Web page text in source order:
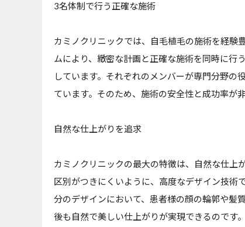
3名体制で行う正確な施術
カミノクリニックでは、自毛植毛の施術を経験
ムにより、緻密な計画と正確な施術を同時に行
しています。それぞれのメンバーが専門分野の
ています。そのため、施術の安全性と成功率が
自然な仕上がりを追求
カミノクリニックの最大の特徴は、自然な仕上
区別がつきにくいように、高度なデザイン技術
分のデザインにおいて、患者様の顔の輪郭や髪
後も自然で美しい仕上がりが実現できるのです。